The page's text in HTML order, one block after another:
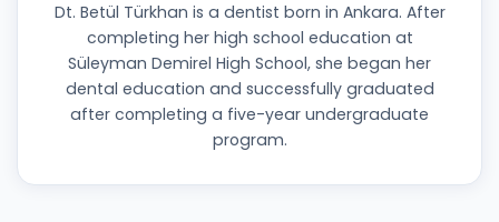
Dt. Betül Türkhan is a dentist born in Ankara. After
completing her high school education at
Süleyman Demirel High School, she began her
dental education and successfully graduated
after completing a five-year undergraduate
program.